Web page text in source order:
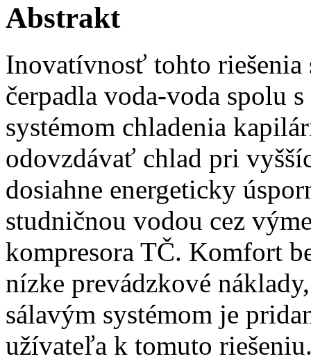
Abstrakt
Inovatívnosť tohto
čerpadla voda-voda spolu
systémom chladenia
odovzdávať chlad pri
dosiahne energeticky
studničnou vodou cez
kompresora TČ. Komfort
nízke prevádzkové
sálavým systémom je
užívateľa k tomuto